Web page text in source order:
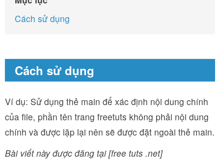
Cách sử dụng
Cách sử dụng
Ví dụ: Sử dụng thẻ main để xác định nội dung chính
của file, phần tên trang freetuts không phải nội dung
chính và được lặp lại nên sẽ được đặt ngoài thẻ main.
Bài viết này được đăng tại [free tuts .net]